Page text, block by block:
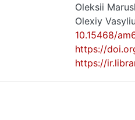
Oleksii
Olexiy
10.15468/
https://
https://